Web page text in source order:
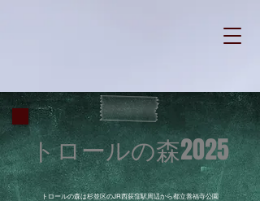
​トロールの森2025
トロールの森は杉並区のJR西荻窪駅周辺から都立善福寺公園